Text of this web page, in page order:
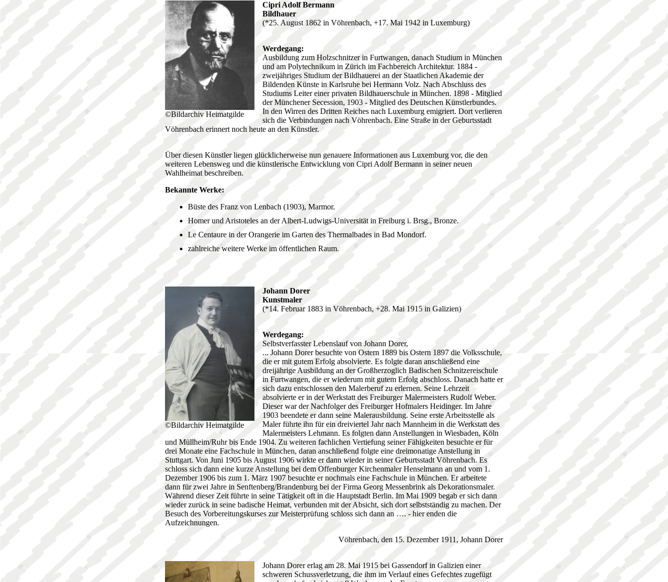
©Bildarchiv Heimatgilde
Cipri Adolf Bermann
Bildhauer
(*25. August 1862 in Vöhrenbach, +17. Mai 1942 in Luxemburg)
Werdegang:
Ausbildung zum Holzschnitzer in Furtwangen, danach Studium in München
und am Polytechnikum in Zürich im Fachbereich Architektur. 1884 -
zweijähriges Studium der Bildhauerei an der Staatlichen Akademie der
Bildenden Künste in Karlsruhe bei Hermann Volz. Nach Abschluss des
Studiums Leiter einer privaten Bildhauerschule in München. 1898 - Mitglied
der Münchener Secession, 1903 - Mitglied des Deutschen Künstlerbundes.
In den Wirren des Dritten Reiches nach Luxemburg emigriert. Dort verlieren
sich die Verbindungen nach Vöhrenbach. Eine Straße in der Geburtsstadt
Vöhrenbach erinnert noch heute an den Künstler.
Über diesen Künstler liegen glücklicherweise nun genauere Informationen aus Luxemburg vor, die den
weiteren Lebensweg und die künstlerische Entwicklung von Cipri Adolf Bermann in seiner neuen
Wahlheimat beschreiben.
Bekannte Werke:
Büste des Franz von Lenbach (1903), Marmor.
Homer und Aristoteles an der Albert-Ludwigs-Universität in Freiburg i. Brsg., Bronze.
Le Centaure in der Orangerie im Garten des Thermalbades in Bad Mondorf.
zahlreiche weitere Werke im öffentlichen Raum.
©Bildarchiv Heimatgilde
Johann Dorer
Kunstmaler
(*14. Februar 1883 in Vöhrenbach, +28. Mai 1915 in Galizien)
Werdegang:
Selbstverfasster Lebenslauf von Johann Dorer,
... Johann Dorer besuchte von Ostern 1889 bis Ostern 1897 die Volksschule,
die er mit gutem Erfolg absolvierte. Es folgte daran anschließend eine
dreijährige Ausbildung an der Großherzoglich Badischen Schnitzereischule
in Furtwangen, die er wiederum mit gutem Erfolg abschloss. Danach hatte er
sich dazu entschlossen den Malerberuf zu erlernen. Seine Lehrzeit
absolvierte er in der Werkstatt des Freiburger Malermeisters Rudolf Weber.
Dieser war der Nachfolger des Freiburger Hofmalers Heidinger. Im Jahre
1903 beendete er dann seine Malerausbildung. Seine erste Arbeitsstelle als
Maler führte ihn für ein dreiviertel Jahr nach Mannheim in die Werkstatt des
Malermeisters Lehmann. Es folgten dann Anstellungen in Wiesbaden, Köln
und Müllheim/Ruhr bis Ende 1904. Zu weiteren fachlichen Vertiefung seiner Fähigkeiten besuchte er für
drei Monate eine Fachschule in München, daran anschließend folgte eine dreimonatige Anstellung in
Stuttgart. Von Juni 1905 bis August 1906 wirkte er dann wieder in seiner Geburtsstadt Vöhrenbach. Es
schloss sich dann eine kurze Anstellung bei dem Offenburger Kirchenmaler Henselmann an und vom 1.
Dezember 1906 bis zum 1. März 1907 besuchte er nochmals eine Fachschule in München. Er arbeitete
dann für zwei Jahre in Senftenberg/Brandenburg bei der Firma Georg Messenbrink als Dekorationsmaler.
Während dieser Zeit führte in seine Tätigkeit oft in die Hauptstadt Berlin. Im Mai 1909 begab er sich dann
wieder zurück in seine badische Heimat, verbunden mit der Absicht, sich dort selbstständig zu machen. Der
Besuch des Vorbereitungskurses zur Meisterprüfung schloss sich dann an …. - hier enden die
Aufzeichnungen.
Vöhrenbach, den 15. Dezember 1911, Johann Dorer
Johann Dorer erlag am 28. Mai 1915 bei Gassendorf in Galizien einer
schweren Schussverletzung, die ihm im Verlauf eines Gefechtes zugefügt